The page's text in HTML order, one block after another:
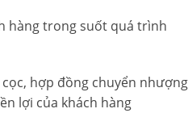
hàng trong suốt quá trình
hợp đồng chuyển
lợi của khách hàng